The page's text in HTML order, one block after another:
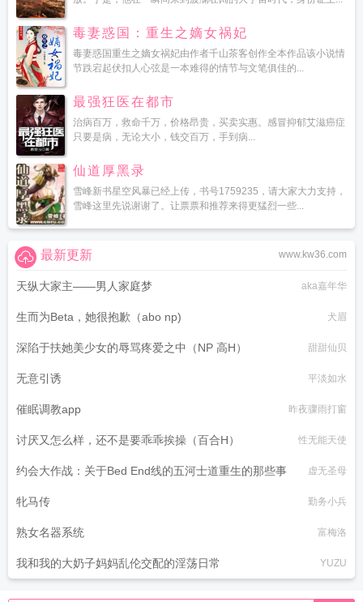
毒妻惑国：重生之嫡女祸妃
毒妻惑国重生之嫡女祸妃由作者千山茶客创作全本作品该小说情
节跌宕起伏扣人心弦是一本难得的情节与文笔俱佳的...
最强狂医在都市
治病百万，救命千万，价格昂贵，买卖实惠。感冒抑郁艾滋癌症
只要是病，无论大小，钱交百万，手到病...
仙道厚黑录
雪峰新书星空风暴已经上传，书号1759235，请大家大力支持，
雪峰这里先说谢谢了。让票票和推荐来得更猛烈一些...
www.kw36.com
最新更新
天纵大家主——男人家庭梦 aka嘉年华
生而为Beta，她很抱歉（abo np) 犬眉
深陷于扶她美少女的辱骂疼爱之中（NP 高H） 甜甜仙贝
无意引诱 平淡如水
催眠调教app 昨夜骤雨打窗
讨厌又怎么样，还不是要乖乖挨操（百合H） 性无能天使
约会大作战：关于Bed End线的五河士道重生的那些事 虚无圣母
牝马传 勤务小兵
熟女名器系统 富梅洛
我和我的大奶子妈妈乱伦交配的淫荡日常 YUZU